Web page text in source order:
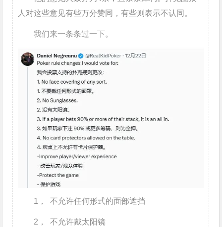
人对这些意见有些万分赞同，有些则表示不认同。
我们来一条条过一下。
1， 不允许任何形式的面部遮挡
2， 不允许戴太阳镜